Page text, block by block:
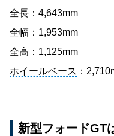
全長：4,643mm
全幅：1,953mm
全高：1,125mm
ホイールベース ：
新型フォードGT